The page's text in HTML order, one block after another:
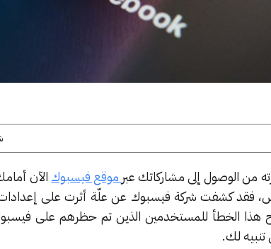
الوصول إلى مشاركاتك عبر موقع فيسبوك الآن
فقد كشفت شركة فيسبوك عن علّة أثرت على
هذا الخطأ للمستخدمين الذين تم حظرهم على
لك.